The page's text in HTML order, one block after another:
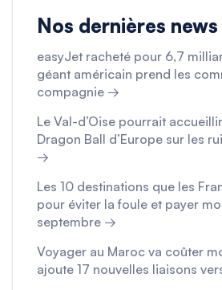
Nos dernières news
easyJet racheté pour 6,7
géant américain prend les
compagnie →
Le Val-d’Oise pourrait
Dragon Ball d’Europe sur les
→
Les 10 destinations que les
pour éviter la foule et payer
septembre →
Voyager au Maroc va coûter
ajoute 17 nouvelles liaisons